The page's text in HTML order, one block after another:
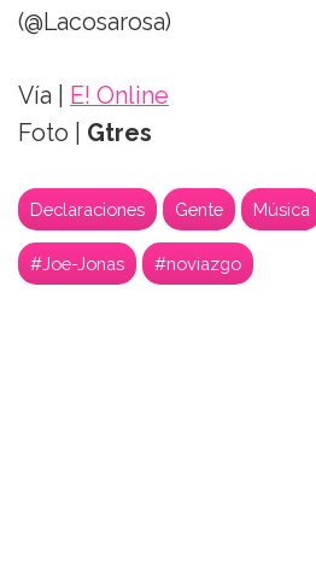
(@Lacosarosa)
Vía | E! Online
Foto | Gtres
Declaraciones Gente Música
#Joe-Jonas #noviazgo